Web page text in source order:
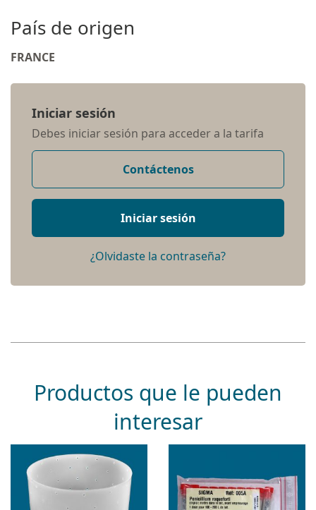
País de origen
FRANCE
Iniciar sesión
Debes iniciar sesión para acceder a la tarifa
Contáctenos
Iniciar sesión
¿Olvidaste la contraseña?
Productos que le pueden
interesar